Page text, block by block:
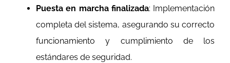
Puesta en marcha finalizada: Implementación
completa del sistema, asegurando su correcto
funcionamiento y cumplimiento de los
estándares de seguridad.